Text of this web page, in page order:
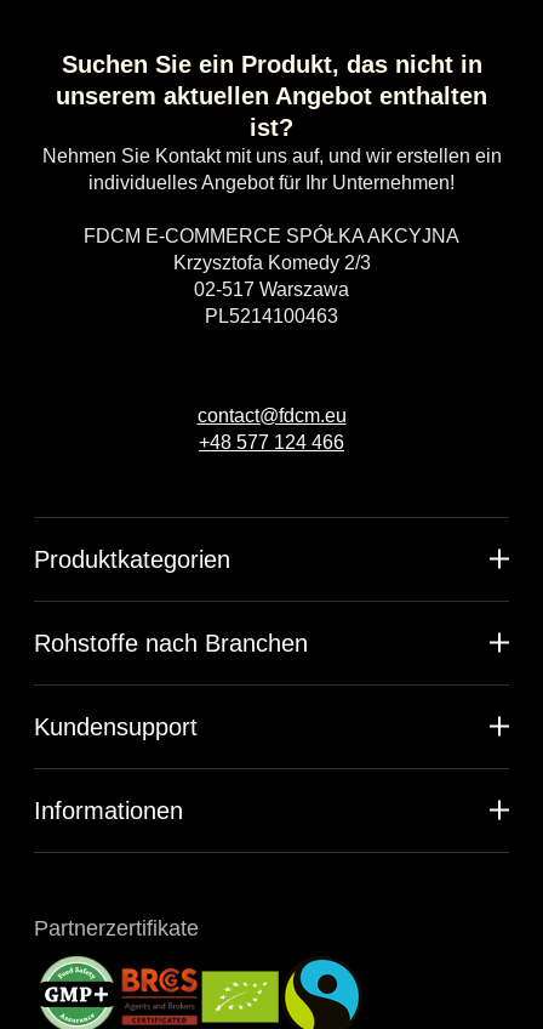
Suchen Sie ein Produkt, das nicht in
unserem aktuellen Angebot enthalten
ist?
Nehmen Sie Kontakt mit uns auf, und wir erstellen ein
individuelles Angebot für Ihr Unternehmen!
FDCM E-COMMERCE SPÓŁKA AKCYJNA
Krzysztofa Komedy 2/3
02-517 Warszawa
PL5214100463
contact@fdcm.eu
+48 577 124 466
Produktkategorien
Rohstoffe nach Branchen
Kundensupport
Informationen
Partnerzertifikate